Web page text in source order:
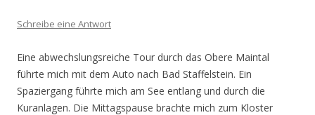
Schreibe eine Antwort
Eine abwechslungsreiche Tour durch das Obere Maintal
führte mich mit dem Auto nach Bad Staffelstein. Ein
Spaziergang führte mich am See entlang und durch die
Kuranlagen. Die Mittagspause brachte mich zum Kloster